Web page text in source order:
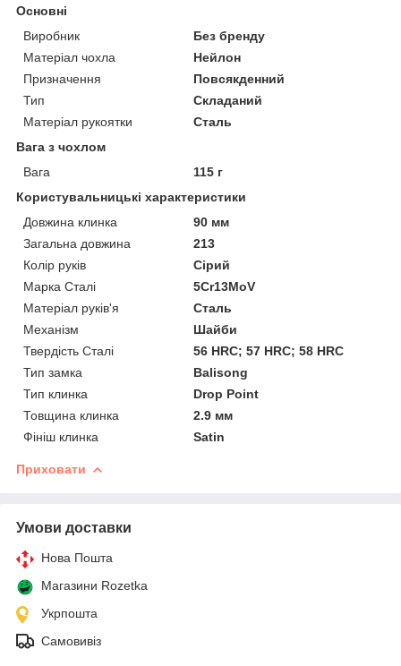
Основні
Виробник
Без бренду
Матеріал чохла
Нейлон
Призначення
Повсякденний
Тип
Складаний
Матеріал рукоятки
Сталь
Вага з чохлом
Вага
115 г
Користувальницькі характеристики
Довжина клинка
90 мм
Загальна довжина
213
Колір руків
Сірий
Марка Сталі
5Cr13MoV
Матеріал руків'я
Сталь
Механізм
Шайби
Твердість Сталі
56 HRC; 57 HRC; 58 HRC
Тип замка
Balisong
Тип клинка
Drop Point
Товщина клинка
2.9 мм
Фініш клинка
Satin
Приховати
Умови доставки
Нова Пошта
Магазини Rozetka
Укрпошта
Самовивіз